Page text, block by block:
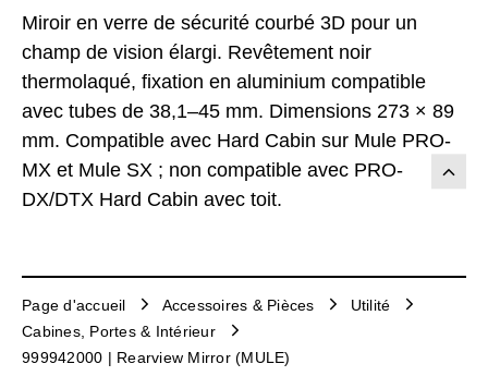
Miroir en verre de sécurité courbé 3D pour un
champ de vision élargi. Revêtement noir
thermolaqué, fixation en aluminium compatible
avec tubes de 38,1–45 mm. Dimensions 273 × 89
mm. Compatible avec Hard Cabin sur Mule PRO-
MX et Mule SX ; non compatible avec PRO-
DX/DTX Hard Cabin avec toit.
Page d'accueil Accessoires & Pièces
Utilité
Cabines, Portes & Intérieur
999942000 | Rearview Mirror (MULE)